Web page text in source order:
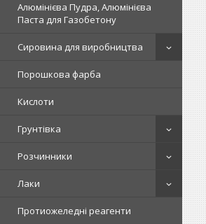
Алюмінієва Пудра, Алюмінієва
Паста для Газобетону
Сировина для виробництва
Порошкова фарба
Кислоти
Грунтівка
Розчинники
Лаки
Протиожеледні реагенти